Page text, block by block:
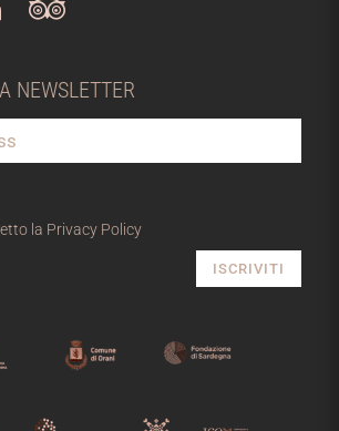
NEWSLETTER
la Privacy Policy
ISCRIVITI